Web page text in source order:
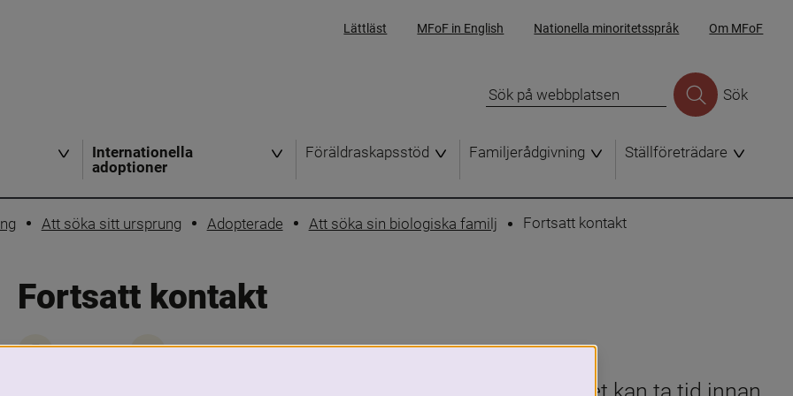
Lättläst MFoF in English Nationella minoritetsspråk Om MFoF
Sök
Internationella
adoptioner
Föräldraskapsstöd Familjerådgivning Ställföreträdare
Att söka sitt ursprung Adopterade Att söka sin biologiska familj Fortsatt kontakt
Fortsatt kontakt
Skriv ut Dela